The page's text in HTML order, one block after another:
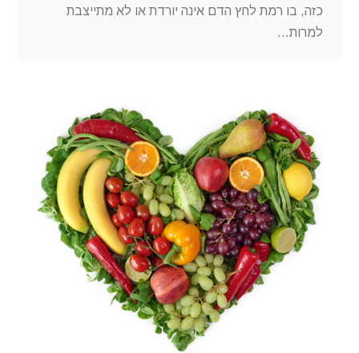
כזה, בו רמת לחץ הדם אינה יורדת או לא מתייצבת
למרות…